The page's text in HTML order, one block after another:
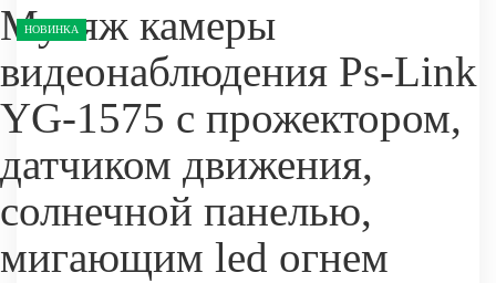
НОВИНКА
Муляж камеры
видеонаблюдения Ps-Link
YG-1575 с прожектором,
датчиком движения,
солнечной панелью,
мигающим led огнем